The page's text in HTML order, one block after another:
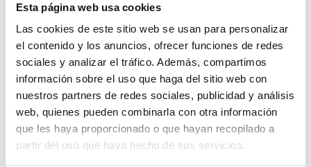
Esta página web usa cookies
Las cookies de este sitio web se usan para personalizar
el contenido y los anuncios, ofrecer funciones de redes
sociales y analizar el tráfico. Además, compartimos
información sobre el uso que haga del sitio web con
nuestros partners de redes sociales, publicidad y análisis
web, quienes pueden combinarla con otra información
que les haya proporcionado o que hayan recopilado a
partir del uso que haya hecho de sus servicios.
juny, 2026
Per mes